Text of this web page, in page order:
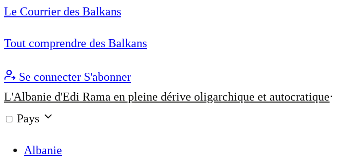
Le Courrier des Balkans
Tout comprendre des Balkans
Se connecter S'abonner
L'Albanie d'Edi Rama en pleine dérive oligarchique et autocratique
Pays
Albanie